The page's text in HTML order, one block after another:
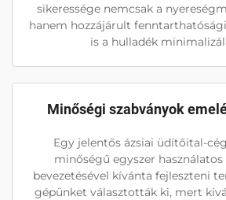
sikeressége nemcsak a
hanem hozzájárult
is a hulladék
Minőségi szabványok
Egy jelentős ázsiai üdítőital-
minőségű egyszer
bevezetésével kívánta fejleszteni
gépünket választották ki, mert